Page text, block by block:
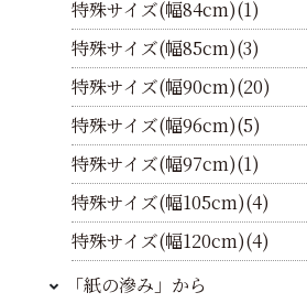
特殊サイズ(幅84cm)(1)
特殊サイズ(幅85cm)(3)
特殊サイズ(幅90cm)(20)
特殊サイズ(幅96cm)(5)
特殊サイズ(幅97cm)(1)
特殊サイズ(幅105cm)(4)
特殊サイズ(幅120cm)(4)
「紙の滲み」から